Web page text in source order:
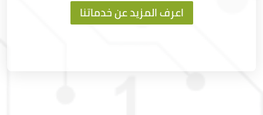
اعرف المزيد عن خدماتنا